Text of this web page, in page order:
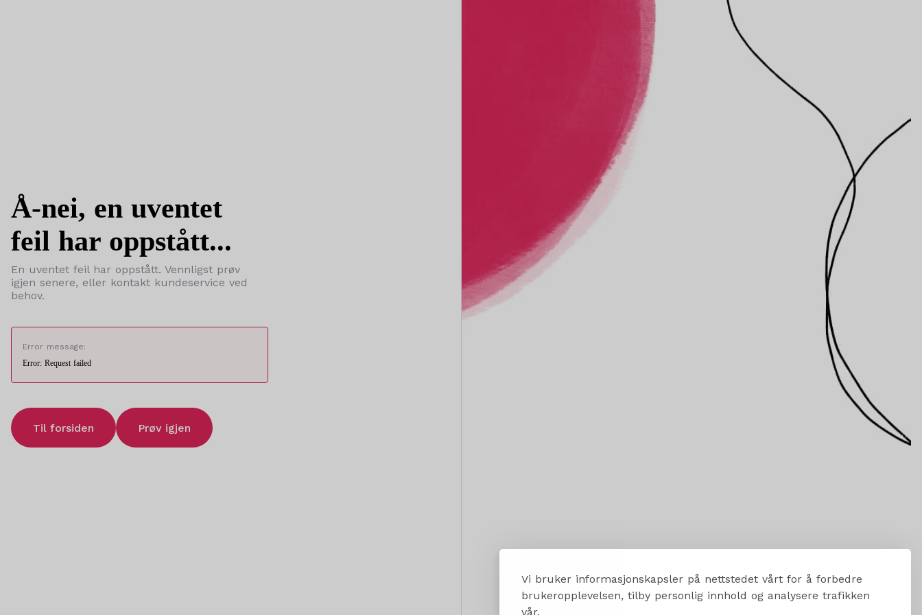
Vi bruker informasjonskapsler på nettstedet vårt for å forbedre
brukeropplevelsen, tilby personlig innhold og analysere trafikken
vår.
Å-nei, en uventet
feil har oppstått...
En uventet feil har oppstått. Vennligst prøv
igjen senere, eller kontakt kundeservice ved
behov.
Error message:
Error: Request failed
Til forsiden Prøv igjen